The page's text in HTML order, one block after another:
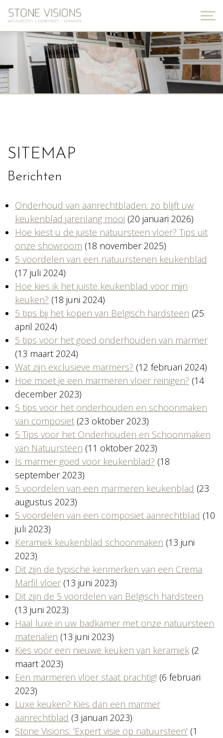
SITEMAP
Berichten
Onderhoud van aanrechtbladen: zo blijft uw
keukenblad jarenlang mooi (20 januari 2026)
Hoe kiest u de juiste natuursteen vloer? Tips uit
onze showroom (18 november 2025)
5 voordelen van een natuurstenen keukenblad
(17 juli 2024)
Hoe kies ik het juiste keukenblad voor mijn
keuken? (18 juni 2024)
5 tips bij het kopen van Belgisch hardsteen (25
april 2024)
5 tips voor het goed onderhouden van marmer
(13 maart 2024)
Wat zijn exclusieve marmers? (12 februari 2024)
Hoe moet je een marmeren vloer reinigen? (14
december 2023)
5 tips voor het onderhouden en schoonmaken
van composiet (23 oktober 2023)
5 Tips voor het Onderhouden en Schoonmaken
van Natuursteen (11 oktober 2023)
Is marmer goed voor keukenblad? (18
september 2023)
5 voordelen van een marmeren keukenblad (23
augustus 2023)
5 voordelen van een composiet aanrechtblad (10
juli 2023)
Keramiek keukenblad schoonmaken (13 juni
2023)
Dit zijn de typische kenmerken van een Crema
Marfil vloer (13 juni 2023)
Dit zijn de 5 voordelen van Belgisch hardsteen
(13 juni 2023)
Haal luxe in uw badkamer met onze natuursteen
materialen (13 juni 2023)
Kies voor een nieuwe keuken van keramiek (2
maart 2023)
Een marmeren vloer staat prachtig! (6 februari
2023)
Luxe keuken? Kies dan een marmer
aanrechtblad (3 januari 2023)
Stone Visions: 'Expert visie op natuursteen' (1